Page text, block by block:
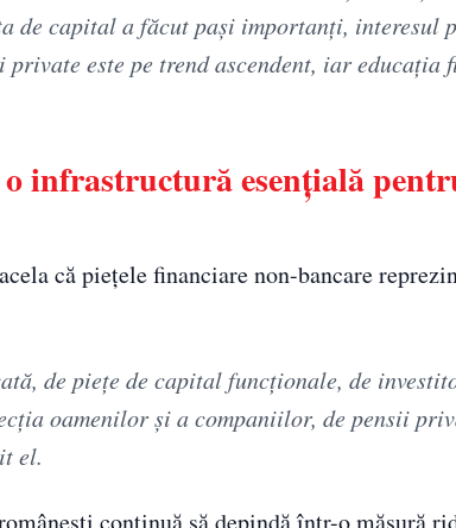
de capital a făcut pași importanți, interesul
este pe trend ascendent, iar educația
infrastructură esențială
că piețele financiare non-bancare
de piețe de capital funcționale, de
oamenilor și a companiilor, de pensii
el.